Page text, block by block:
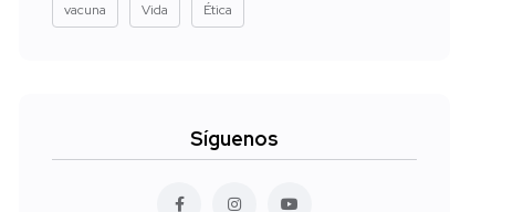
vacuna Vida Ética
Síguenos